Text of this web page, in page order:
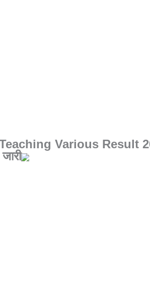
Various Result